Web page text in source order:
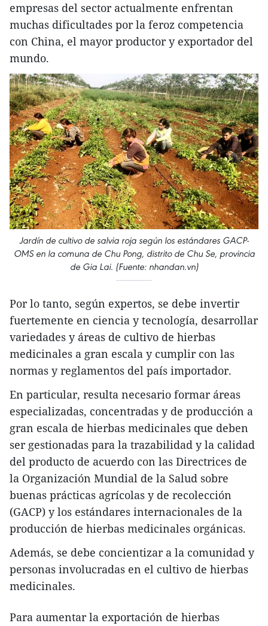
empresas del sector actualmente enfrentan
muchas dificultades por la feroz competencia
con China, el mayor productor y exportador del
mundo.
Jardín de cultivo de salvia roja según los estándares GACP-
OMS en la comuna de Chu Pong, distrito de Chu Se, provincia
de Gia Lai. (Fuente: nhandan.vn)
Por lo tanto, según expertos, se debe invertir
fuertemente en ciencia y tecnología, desarrollar
variedades y áreas de cultivo de hierbas
medicinales a gran escala y cumplir con las
normas y reglamentos del país importador.
En particular, resulta necesario formar áreas
especializadas, concentradas y de producción a
gran escala de hierbas medicinales que deben
ser gestionadas para la trazabilidad y la calidad
del producto de acuerdo con las Directrices de
la Organización Mundial de la Salud sobre
buenas prácticas agrícolas y de recolección
(GACP) y los estándares internacionales de la
producción de hierbas medicinales orgánicas.
Además, se debe concientizar a la comunidad y
personas involucradas en el cultivo de hierbas
medicinales.
Para aumentar la exportación de hierbas